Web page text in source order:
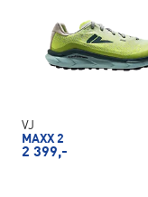
VJ
MAXX 2
2 399,-